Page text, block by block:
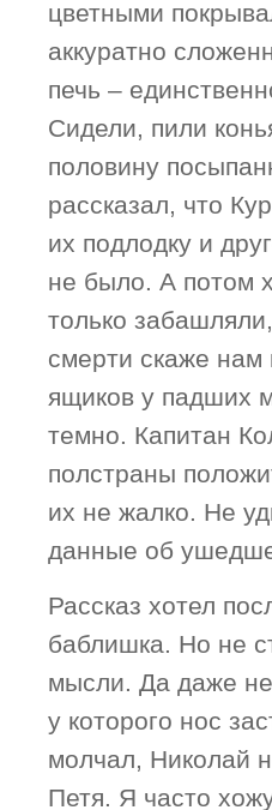
цветными
аккуратно
печь –
Сидели, пили
половину
рассказал, что
их подлодку и
не было. А потом
только
смерти скаже
ящиков у падших
темно. Капитан
полстраны
их не жалко. Не
данные об
Рассказ хотел
баблишка. Но не
мысли. Да даже
у которого нос
молчал, Николай
Петя. Я часто